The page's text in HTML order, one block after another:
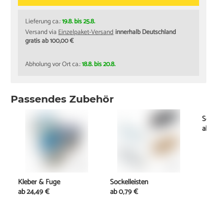
Lieferung ca.:19.8. bis 25.8.
Versand viaEinzelpaket-Versandinnerhalb Deutschland
gratis ab 100,00 €
Abholung vor Ort ca.:18.8. bis 20.8.
Passendes Zubehör
Kleber & Fuge
ab24,49 €
Sockelleisten
ab0,79 €
ab